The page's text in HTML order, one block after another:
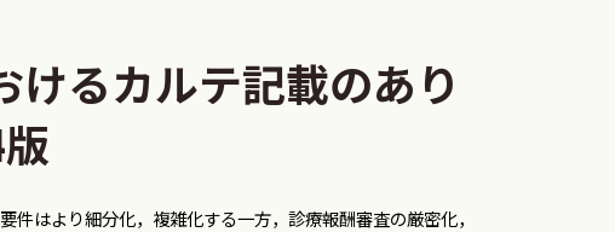
けるカルテ記載のあり
件はより細分化，複雑化する一方，診療報酬審査の厳密化，